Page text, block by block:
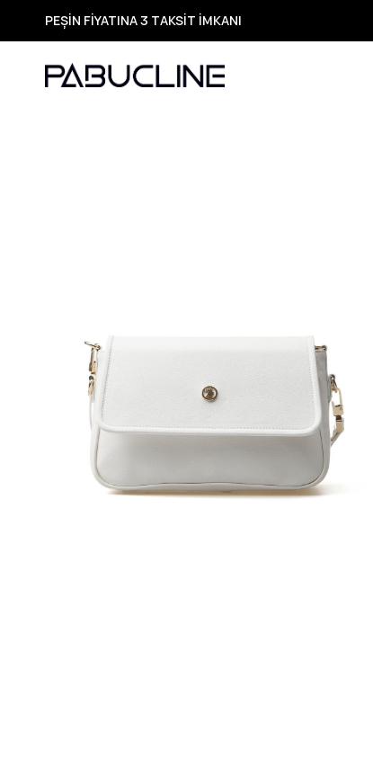
PEŞİN FİYATINA 3 TAKSİT İMKANI
TÜM ÜRÜNLERDE ÜCRETSİZ KARGO
Yeni Sezon Ürünlerde Özel Fırsatlar
Seçili Ürünlerde Hızlı Teslimat